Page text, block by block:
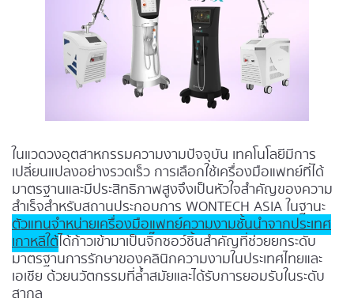
ในแวดวงอุตสาหกรรมความงามปัจจุบัน เทคโนโลยีมีการ
เปลี่ยนแปลงอย่างรวดเร็ว การเลือกใช้เครื่องมือแพทย์ที่ได้
มาตรฐานและมีประสิทธิภาพสูงจึงเป็นหัวใจสำคัญของความ
สำเร็จสำหรับสถานประกอบการ WONTECH ASIA ในฐานะ
ตัวแทนจำหน่ายเครื่องมือแพทย์ความงามชั้นนำจากประเทศ
เกาหลีใต้ได้ก้าวเข้ามาเป็นจิ๊กซอว์ชิ้นสำคัญที่ช่วยยกระดับ
มาตรฐานการรักษาของคลินิกความงามในประเทศไทยและ
เอเชีย ด้วยนวัตกรรมที่ล้ำสมัยและได้รับการยอมรับในระดับ
สากล